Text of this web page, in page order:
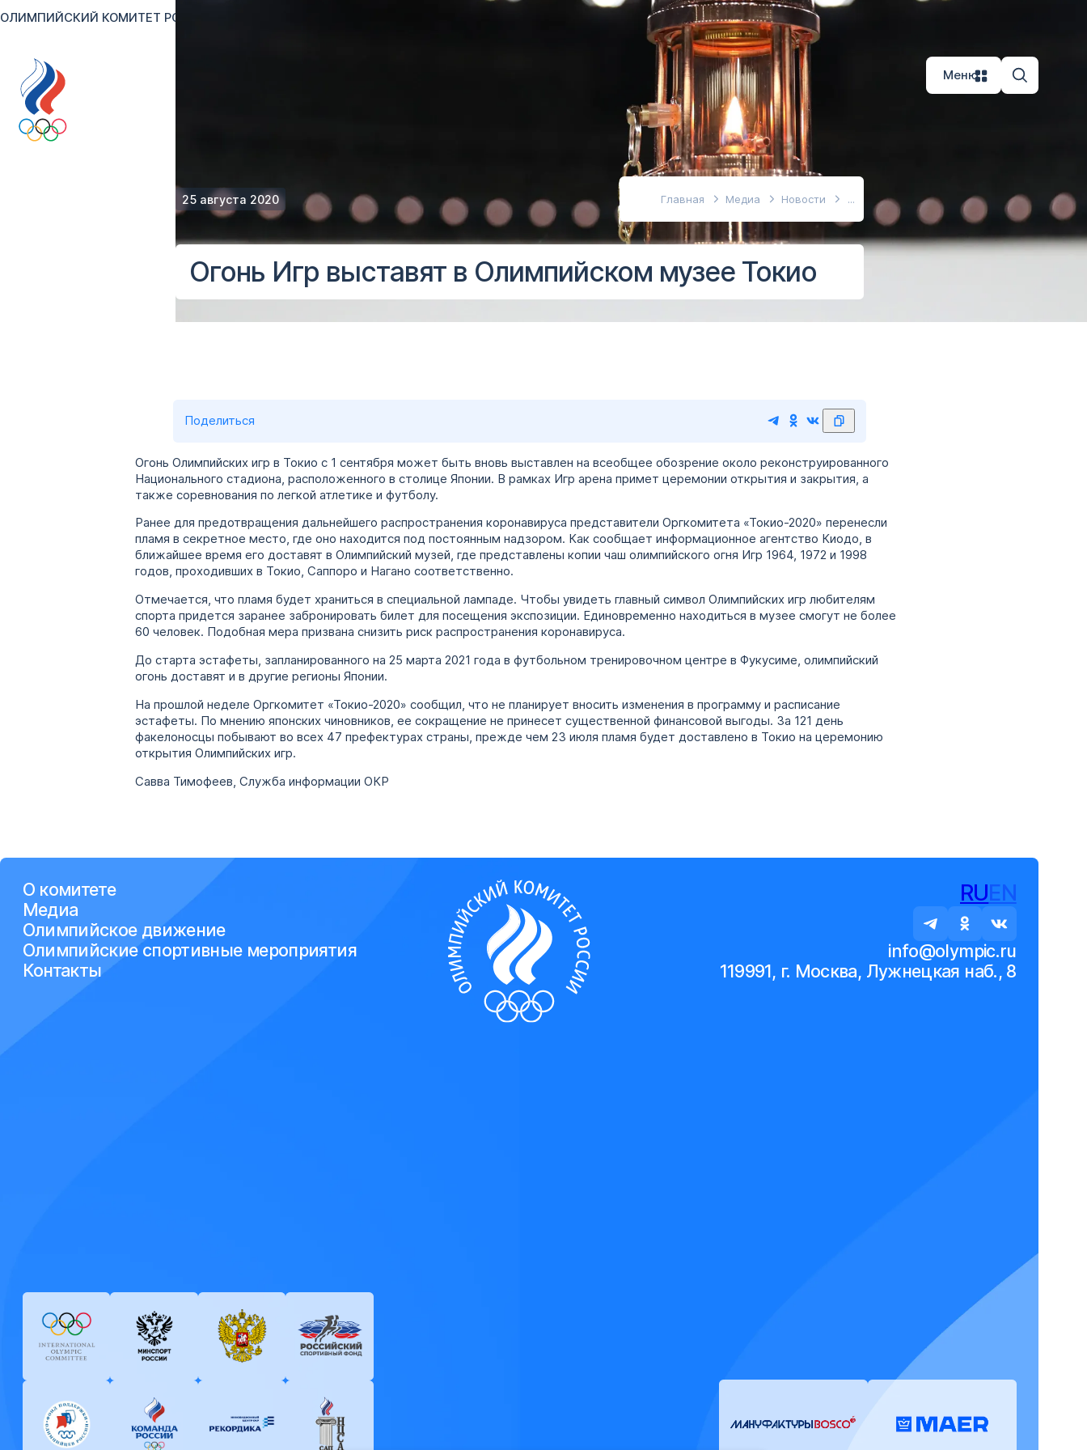
ОЛИМПИЙСКИЙ КОМИТЕТ РОССИИ
Меню
25 августа 2020 Главная Медиа Новости
Огонь Игр выставят в Олимпийском музее Токио
Поделиться
Огонь Олимпийских игр в Токио с 1 сентября может быть вновь выставлен на всеобщее обозрение около реконструированного
Национального стадиона, расположенного в столице Японии. В рамках Игр арена примет церемонии открытия и закрытия, а
также соревнования по легкой атлетике и футболу.
Ранее для предотвращения дальнейшего распространения коронавируса представители Оргкомитета «Токио-2020» перенесли
пламя в секретное место, где оно находится под постоянным надзором. Как сообщает информационное агентство Киодо, в
ближайшее время его доставят в Олимпийский музей, где представлены копии чаш олимпийского огня Игр 1964, 1972 и 1998
годов, проходивших в Токио, Саппоро и Нагано соответственно.
Отмечается, что пламя будет храниться в специальной лампаде. Чтобы увидеть главный символ Олимпийских игр любителям
спорта придется заранее забронировать билет для посещения экспозиции. Единовременно находиться в музее смогут не более
60 человек. Подобная мера призвана снизить риск распространения коронавируса.
До старта эстафеты, запланированного на 25 марта 2021 года в футбольном тренировочном центре в Фукусиме, олимпийский
огонь доставят и в другие регионы Японии.
На прошлой неделе Оргкомитет «Токио-2020» сообщил, что не планирует вносить изменения в программу и расписание
эстафеты. По мнению японских чиновников, ее сокращение не принесет существенной финансовой выгоды. За 121 день
факелоносцы побывают во всех 47 префектурах страны, прежде чем 23 июля пламя будет доставлено в Токио на церемонию
открытия Олимпийских игр.
Савва Тимофеев, Служба информации ОКР
О комитете
Медиа
Олимпийское движение
Олимпийские спортивные мероприятия
Контакты
RUEN
info@olympic.ru
119991, г. Москва, Лужнецкая наб., 8